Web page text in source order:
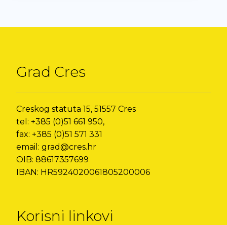
Grad Cres
Creskog statuta 15, 51557 Cres
tel: +385 (0)51 661 950,
fax: +385 (0)51 571 331
email: grad@cres.hr
OIB: 88617357699
IBAN: HR5924020061805200006
Korisni linkovi